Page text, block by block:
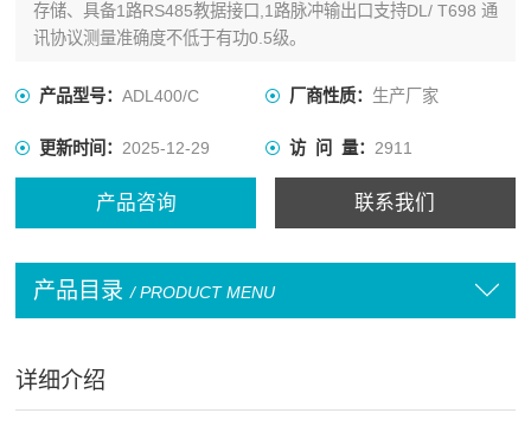
存储、具备1路RS485教据接口,1路脉冲输出口支持DL/ T698 通
讯协议测量准确度不低于有功0.5级。
产品型号：ADL400/C 厂商性质： 生产厂家
更新时间：2025-12-29 访 问 量： 2911
产品咨询 联系我们
产品目录 / PRODUCT MENU
详细介绍